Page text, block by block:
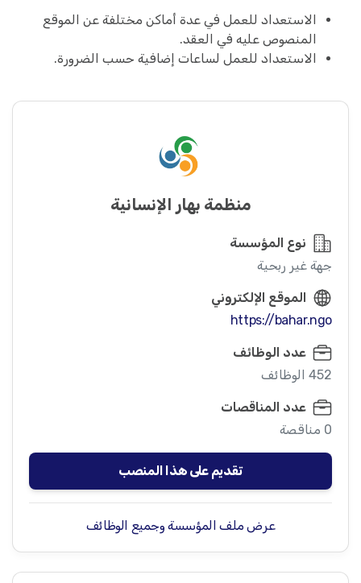
الاستعداد للعمل في عدة أماكن مختلفة عن الموقع
المنصوص عليه في العقد.
الاستعداد للعمل لساعات إضافية حسب الضرورة.
منظمة بهار الإنسانية
نوع المؤسسة
جهة غير ربحية
الموقع الإلكتروني
https://bahar.ngo
عدد الوظائف
452 الوظائف
عدد المناقصات
0 مناقصة
تقديم على هذا المنصب
عرض ملف المؤسسة وجميع الوظائف